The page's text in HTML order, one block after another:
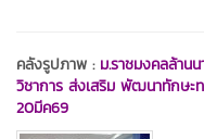
คลังรูปภาพ : ม.ราชมงคลล้าน
วิชาการ ส่งเสริม พัฒนาทักษะ
20มีค69